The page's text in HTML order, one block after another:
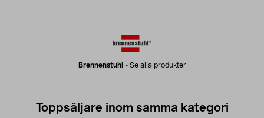
Brennenstuhl - Se alla produkter
Toppsäljare inom samma kategori